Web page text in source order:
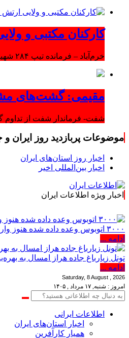
کارکنان مکتبی و
خرم‌آباد – فرمانده تیپ ۲۸۴ شهید رستمی نزاجا، تأکید کرد: کارکنان مکتبی و ولایی ارتش مجهز به سلاح ایمان و معنویت هستند.
مقیمی: گشت‌های
شفت- فرماندار شفت از تداوم
موضوعات پربازدید روز ایران و
اخبار روز استان‌های ایران
اخبار بین‌المللی اخیر
اخبار ویژه اطلاعات ایران
۳۰۰۰ اتوبوس وعده داده شده هنوز وارد طرح اربعین نشده است
ادامه ...
تونل زیارباغ جاده هراز امسال به
ادامه ...
Saturday, 8 August , 2026
امروز : شنبه, ۱۷ مرداد , ۱۴۰۵
اطلاعات‌ ‎ایرانی
اخبار استان‌های ایران
همیار کارآفرین